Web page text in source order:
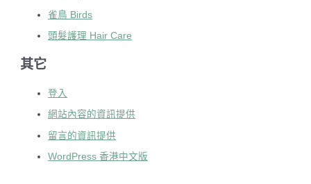
雀鳥 Birds
頭髮護理 Hair Care
其它
登入
網站內容的資訊提供
留言的資訊提供
WordPress 香港中文版